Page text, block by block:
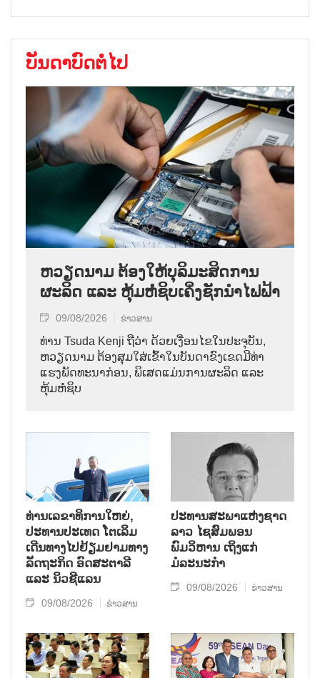
ບັນດາບົດຕໍ່ໄປ
ຫວຽດນາມ ຕ້ອງໃຫ້ບຸລິມະສິດການ
ຜະລິດ ແລະ ຫຸ້ມຫໍ່ຊິບເຄິ່ງຊັກນຳໄຟຟ້າ
09/08/2026 ຂ່າວສານ
ທ່ານ Tsuda Kenji ຖືວ່າ ດ້ວຍເງື່ອນໄຂໃນປະຈຸບັນ,
ຫວຽດນາມ ຕ້ອງສຸມໃສ່ເຂົ້າໃນບັນດາຂົງເຂດມີທ່າ
ແຮງພັດທະນາກ່ອນ, ພິເສດແມ່ນການຜະລິດ ແລະ
ຫຸ້ມຫໍ່ຊິບ
ທ່ານເລຂາທິການໃຫຍ່,
ປະທານປະເທດ ໂຕເລິມ
ເດີນທາງໄປຢ້ຽມຢາມທາງ
ລັດຖະກິດ ອົດສະຕາລີ
ແລະ ນິວຊີແລນ
09/08/2026 ຂ່າວສານ
ປະທານສະພາແຫ່ງຊາດ
ລາວ ໄຊສົມພອນ
ພົມວິຫານ ເຖິງແກ່
ມໍລະນະກຳ
09/08/2026 ຂ່າວສານ